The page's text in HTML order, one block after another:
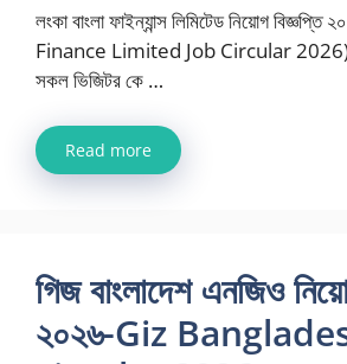
লংকা বাংলা ফাইন্যান্স লিমিটেড নিয়োগ
Finance Limited Job Circular 2026)
সকল ভিজিটর কে …
Read more
গিজ বাংলাদেশ এনজিও
২০২৬-Giz